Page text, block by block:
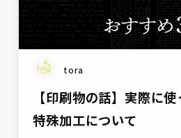
tora
【印刷物の話】実際に
特殊加工について